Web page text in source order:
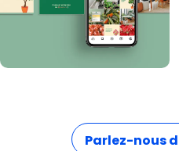
Parlez-nous